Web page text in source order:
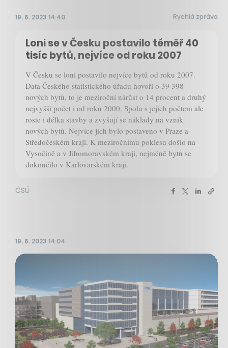
19. 6. 2023 14:40 Rychlá zpráva
Loni se v Česku postavilo téměř 40
tisíc bytů, nejvíce od roku 2007
V Česku se loni postavilo nejvíce bytů od roku 2007.
Data Českého statistického úřadu hovoří o 39 398
nových bytů, to je meziroční nárůst o 14 procent a druhý
nejvyšší počet i od roku 2000. Spolu s jejich počtem ale
roste i délka stavby a zvyšují se náklady na vznik
nových bytů. Nejvíce jich bylo postaveno v Praze a
Středočeském kraji. K meziročnímu poklesu došlo na
Vysočině a v Jihomoravském kraji, nejméně bytů se
dokončilo v Karlovarském kraji.
ČSÚ
19. 6. 2023 14:04